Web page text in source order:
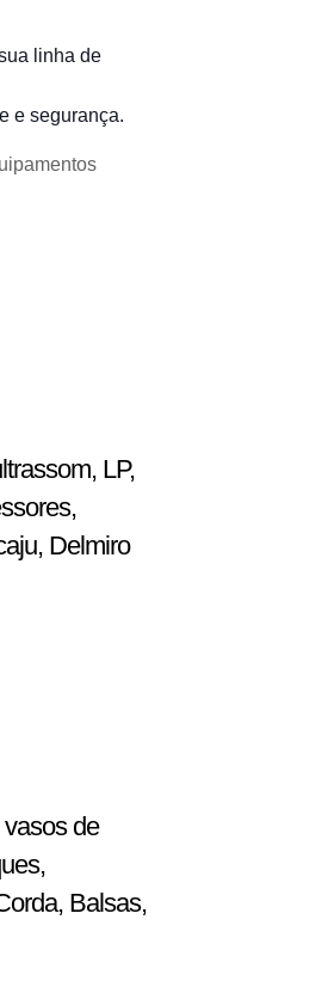
linha de
e segurança.
LP,
Delmiro
de
Balsas,